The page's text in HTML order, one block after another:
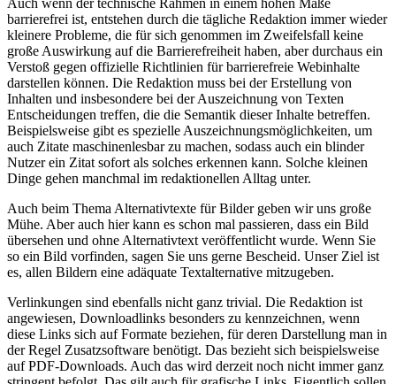
Auch wenn der technische Rahmen in einem hohen Maße
barrierefrei ist, entstehen durch die tägliche Redaktion immer wieder
kleinere Probleme, die für sich genommen im Zweifelsfall keine
große Auswirkung auf die Barrierefreiheit haben, aber durchaus ein
Verstoß gegen offizielle Richtlinien für barrierefreie Webinhalte
darstellen können. Die Redaktion muss bei der Erstellung von
Inhalten und insbesondere bei der Auszeichnung von Texten
Entscheidungen treffen, die die Semantik dieser Inhalte betreffen.
Beispielsweise gibt es spezielle Auszeichnungsmöglichkeiten, um
auch Zitate maschinenlesbar zu machen, sodass auch ein blinder
Nutzer ein Zitat sofort als solches erkennen kann. Solche kleinen
Dinge gehen manchmal im redaktionellen Alltag unter.
Auch beim Thema Alternativtexte für Bilder geben wir uns große
Mühe. Aber auch hier kann es schon mal passieren, dass ein Bild
übersehen und ohne Alternativtext veröffentlicht wurde. Wenn Sie
so ein Bild vorfinden, sagen Sie uns gerne Bescheid. Unser Ziel ist
es, allen Bildern eine adäquate Textalternative mitzugeben.
Verlinkungen sind ebenfalls nicht ganz trivial. Die Redaktion ist
angewiesen, Downloadlinks besonders zu kennzeichnen, wenn
diese Links sich auf Formate beziehen, für deren Darstellung man in
der Regel Zusatzsoftware benötigt. Das bezieht sich beispielsweise
auf PDF-Downloads. Auch das wird derzeit noch nicht immer ganz